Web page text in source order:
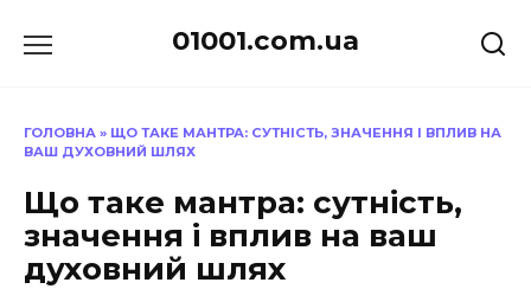
до
01001.com.ua
ГОЛОВНА » ЩО ТАКЕ МАНТРА: СУТНІСТЬ, ЗНАЧЕННЯ І ВПЛИВ НА
ВАШ ДУХОВНИЙ ШЛЯХ
Що таке мантра: сутність,
значення і вплив на ваш
духовний шлях